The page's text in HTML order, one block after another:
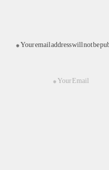
Your email address will not be